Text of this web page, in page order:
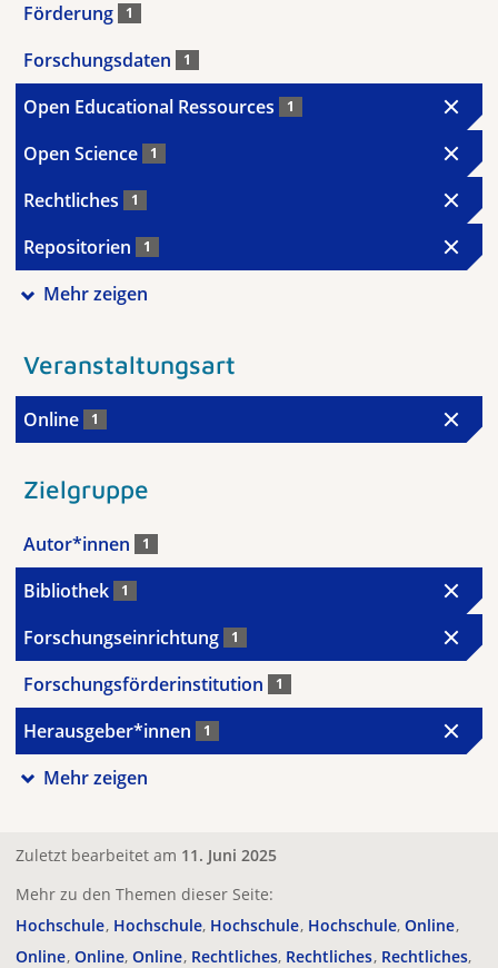
Förderung 1
Forschungsdaten 1
Open Educational Ressources 1
Open Science 1
Rechtliches 1
Repositorien 1
Mehr zeigen
Veranstaltungsart
Online 1
Zielgruppe
Autor*innen 1
Bibliothek 1
Forschungseinrichtung 1
Forschungsförderinstitution 1
Herausgeber*innen 1
Mehr zeigen
Zuletzt bearbeitet am 11. Juni 2025
Mehr zu den Themen dieser Seite:
Hochschule Hochschule Hochschule Hochschule Online
Online Online Online Rechtliches Rechtliches Rechtliches